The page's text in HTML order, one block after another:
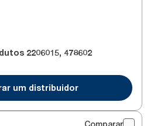
2206015, 478602
um distribuidor